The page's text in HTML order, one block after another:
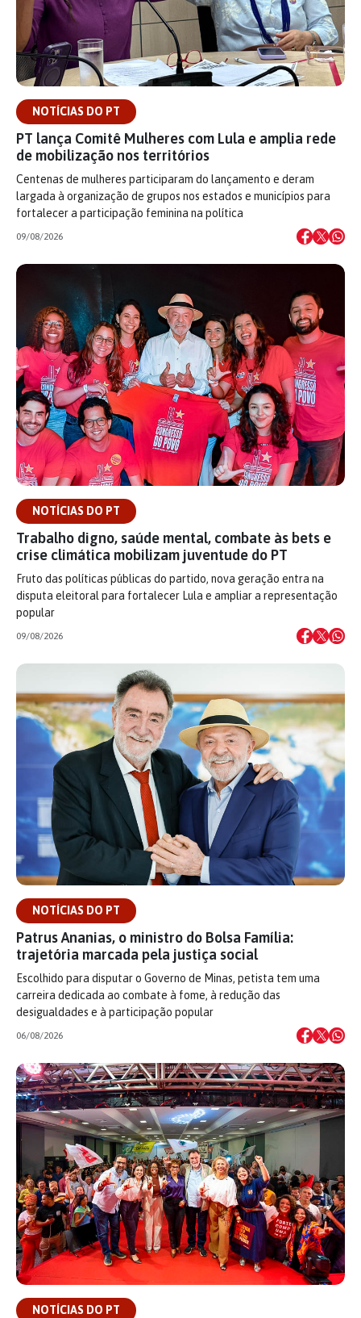
NOTÍCIAS DO PT
PT lança Comitê Mulheres com Lula e amplia rede
de mobilização nos territórios
Centenas de mulheres participaram do lançamento e deram
largada à organização de grupos nos estados e municípios para
fortalecer a participação feminina na política
09/08/2026
NOTÍCIAS DO PT
Trabalho digno, saúde mental, combate às bets e
crise climática mobilizam juventude do PT
Fruto das políticas públicas do partido, nova geração entra na
disputa eleitoral para fortalecer Lula e ampliar a representação
popular
09/08/2026
NOTÍCIAS DO PT
Patrus Ananias, o ministro do Bolsa Família:
trajetória marcada pela justiça social
Escolhido para disputar o Governo de Minas, petista tem uma
carreira dedicada ao combate à fome, à redução das
desigualdades e à participação popular
06/08/2026
NOTÍCIAS DO PT